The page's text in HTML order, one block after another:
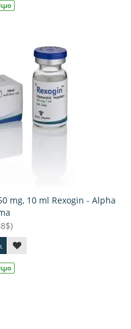
mg, 10 ml Rexogin - Alpha